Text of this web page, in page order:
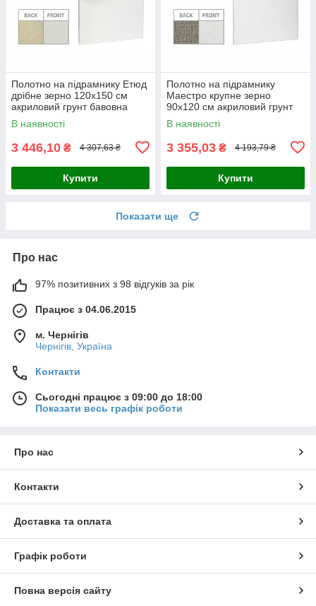
Полотно на підрамнику Етюд
дрібне зерно 120x150 см
акриловий грунт бавовна
4820149870342
В наявності
3 446,10 ₴ 4 307,63 ₴
Купити
Полотно на підрамнику
Маестро крупне зерно
90x120 см акриловий грунт
льон 4820149858029
В наявності
3 355,03 ₴ 4 193,79 ₴
Купити
Показати ще
Про нас
97% позитивних з 98 відгуків за рік
Працює з 04.06.2015
м. Чернігів
Чернігів, Україна
Контакти
Сьогодні працює з 09:00 до 18:00
Показати весь графік роботи
Про нас
Контакти
Доставка та оплата
Графік роботи
Повна версія сайту